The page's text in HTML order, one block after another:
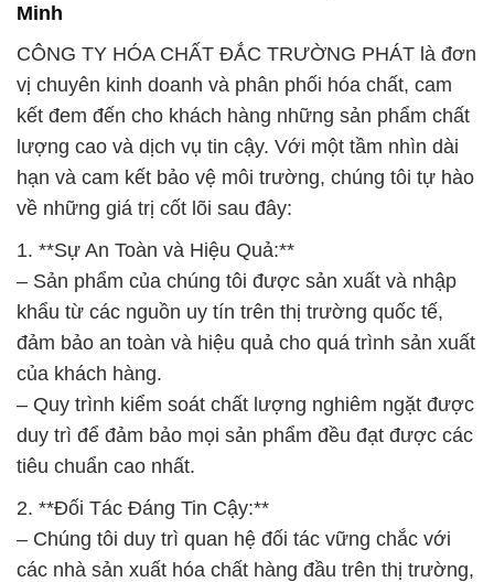
Minh
CÔNG TY HÓA CHẤT ĐẮC TRƯỜNG PHÁT là đơn
vị chuyên kinh doanh và phân phối hóa chất, cam
kết đem đến cho khách hàng những sản phẩm chất
lượng cao và dịch vụ tin cậy. Với một tầm nhìn dài
hạn và cam kết bảo vệ môi trường, chúng tôi tự hào
về những giá trị cốt lõi sau đây:
1. **Sự An Toàn và Hiệu Quả:**
– Sản phẩm của chúng tôi được sản xuất và nhập
khẩu từ các nguồn uy tín trên thị trường quốc tế,
đảm bảo an toàn và hiệu quả cho quá trình sản xuất
của khách hàng.
– Quy trình kiểm soát chất lượng nghiêm ngặt được
duy trì để đảm bảo mọi sản phẩm đều đạt được các
tiêu chuẩn cao nhất.
2. **Đối Tác Đáng Tin Cậy:**
– Chúng tôi duy trì quan hệ đối tác vững chắc với
các nhà sản xuất hóa chất hàng đầu trên thị trường,